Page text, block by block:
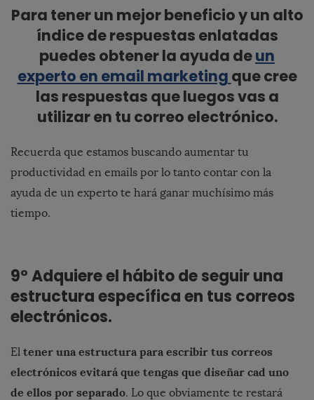
Para tener un mejor beneficio y un alto
índice de respuestas enlatadas
puedes obtener la ayuda deun
experto en email marketing que cree
las respuestas que luegos vas a
utilizar en tu correo electrónico.
Recuerda que estamos buscando aumentar tu
productividad en emails por lo tanto contar con la
ayuda de un experto te hará ganar muchísimo más
tiempo.
9º Adquiere el hábito de seguir una
estructura específica en tus correos
electrónicos.
El tener una estructura para escribir tus correos
electrónicos evitará que tengas que diseñar cad uno
de ellos por separado. Lo que obviamente te restará